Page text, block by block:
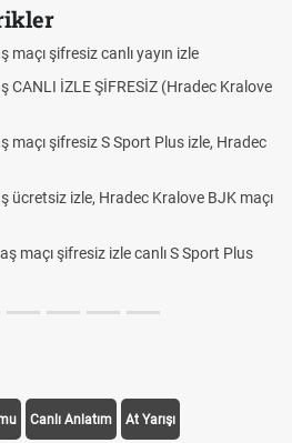
şifresiz canlı yayın izle
CANLI İZLE ŞİFRESİZ (Hradec Kralove
maçı şifresiz S Sport Plus izle, Hradec
ücretsiz izle, Hradec Kralove BJK maçı
maçı şifresiz izle canlı S Sport Plus
Canlı Anlatım At Yarışı